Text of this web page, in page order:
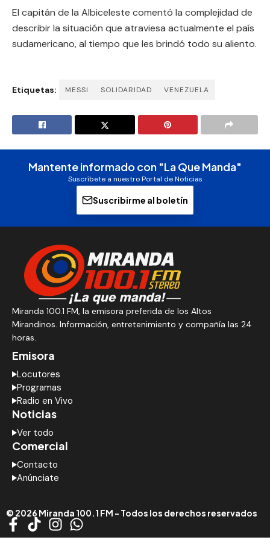
El capitán de la Albiceleste comentó la complejidad de
describir la situación que atraviesa actualmente el país
sudamericano, al tiempo que les brindó todo su aliento.
Etiquetas: MESSI SOLIDARIDAD VENEZUELA
Mantente informado con "La Que Manda"
Suscríbete a nuestro Portal de Noticias
Suscribirme al boletín
Miranda 100.1 FM, la emisora preferida de los Altos
Mirandinos. Información, entretenimiento y compañía las 24
horas.
Emisora
Locutores
Programas
Radio en Vivo
Noticias
Ver todo
Comercial
Contacto
Anúnciate
© 2026 Miranda 100.1 FM - Todos los derechos reservados